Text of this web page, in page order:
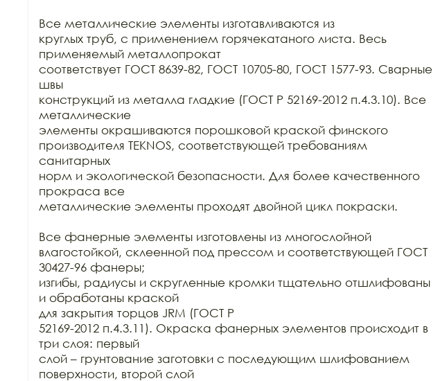
Все металлические элементы изготавливаются из
круглых труб, с применением горячекатаного листа. Весь
применяемый металлопрокат
соответствует ГОСТ 8639-82, ГОСТ 10705-80, ГОСТ 1577-93. Сварные
швы
конструкций из металла гладкие (ГОСТ Р 52169-2012 п.4.3.10). Все
металлические
элементы окрашиваются порошковой краской финского
производителя TEKNOS, соответствующей требованиям
санитарных
норм и экологической безопасности. Для более качественного
прокраса все
металлические элементы проходят двойной цикл покраски.
Все фанерные элементы изготовлены из многослойной
влагостойкой, склеенной под прессом и соответствующей ГОСТ
30427-96 фанеры;
изгибы, радиусы и скругленные кромки тщательно отшлифованы
и обработаны краской
для закрытия торцов JRM (ГОСТ Р
52169-2012 п.4.3.11). Окраска фанерных элементов происходит в
три слоя: первый
слой – грунтование заготовки с последующим шлифованием
поверхности, второй слой